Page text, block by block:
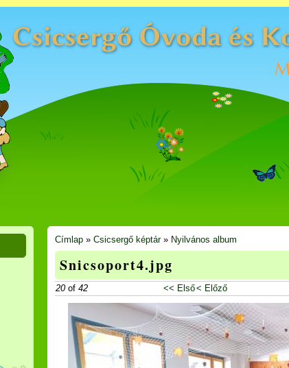
Címlap » Csicsergő képtár» Nyilvános album
Snicsoport4.jpg
20of 42 << Első< Előző